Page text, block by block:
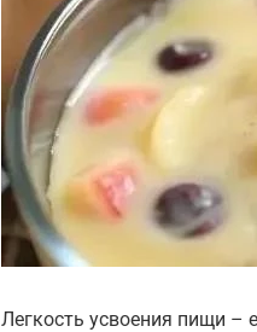
Легкость усвоения пищи –